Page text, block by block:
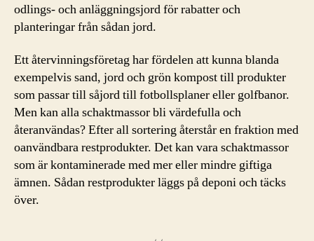
odlings- och anläggningsjord för rabatter och
planteringar från sådan jord.
Ett återvinningsföretag har fördelen att kunna blanda
exempelvis sand, jord och grön kompost till produkter
som passar till såjord till fotbollsplaner eller golfbanor.
Men kan alla schaktmassor bli värdefulla och
återanvändas? Efter all sortering återstår en fraktion med
oanvändbara restprodukter. Det kan vara schaktmassor
som är kontaminerade med mer eller mindre giftiga
ämnen. Sådan restprodukter läggs på deponi och täcks
över.